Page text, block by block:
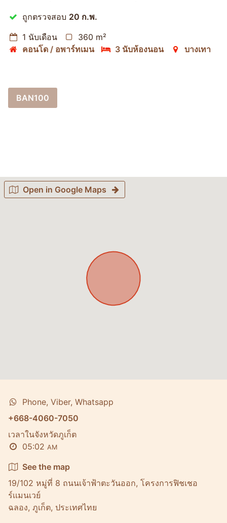
ถูกตรวจสอบ 20 ก.พ.
1 นับเดือน
360 m²
คอนโด / อพาร์ทเมน
3 นับห้องนอน บางเทา
BAN100
Open in Google Maps
Phone, Viber, Whatsapp
+668-4060-7050
เวลาในจังหวัดภูเก็ต
05:02 AM
See the map
19/102 หมู่ที่ 8 ถนนเจ้าฟ้าตะวันออก, โครงการฟิชเชอ
ร์เเมนเวย์
ฉลอง, ภูเก็ต, ประเทศไทย